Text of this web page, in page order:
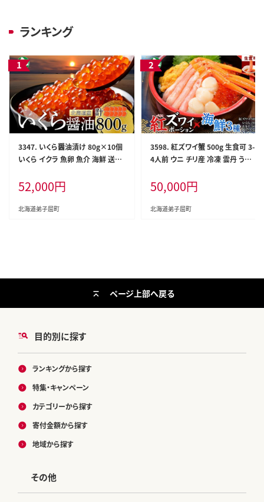
ランキング
3347. いくら醤油漬け 80g×10個
いくら イクラ 魚卵 魚介 海鮮 送料
5
52,000円
北海道弟子屈町
3598. 紅ズワイ蟹 500g 生食可 3-
4人前 ウニ チリ産 冷凍 雲丹 うに
帆立 ほたて 海鮮 海鮮丼 海鮮 送料
無料 北海道 弟子屈町
50,000円
北海道弟子屈町
目的別に探す
ランキングから探す
特集・キャンペーン
カテゴリーから探す
寄付金額から探す
地域から探す
その他
ページ上部へ戻る